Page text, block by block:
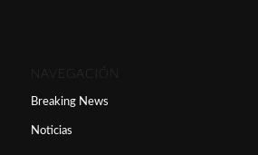
NAVEGACIÓN
Breaking News
Noticias